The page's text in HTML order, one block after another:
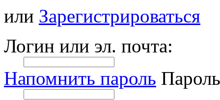
или Зарегистрироваться
Логин или эл. почта:
Напомнить пароль